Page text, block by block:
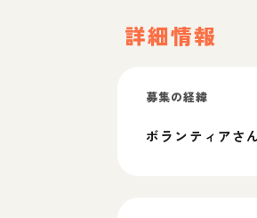
詳細情報
募集の経緯
ボランティアさ